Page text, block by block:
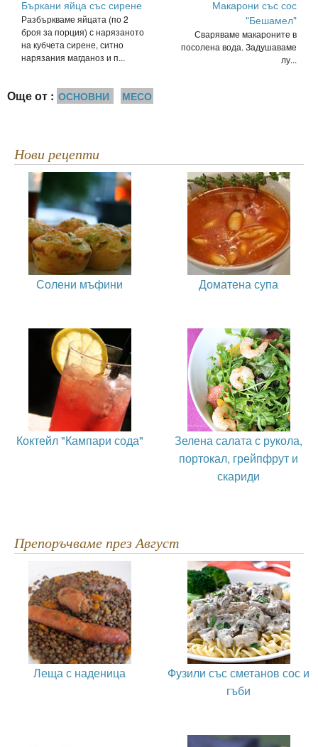
Бъркани яйца със сирене
Разбъркваме яйцата (по 2
броя за порция) с нарязаното
на кубчета сирене, ситно
нарязания магданоз и п...
Макарони със сос
"Бешамел"
Сваряваме макароните в
посолена вода. Задушаваме
лу...
Още от : ОСНОВНИ МЕСО
Нови рецепти
Солени мъфини Доматена супа
Коктейл "Кампари сода"
Зелена салата с рукола,
портокал, грейпфрут и
скариди
Препоръчваме през Август
Леща с наденица
Фузили със сметанов сос и
гъби